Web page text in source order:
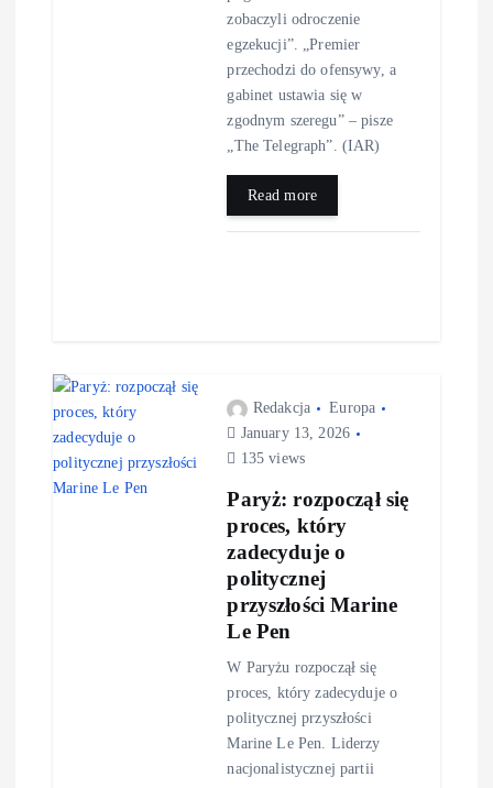
zobaczyli odroczenie
egzekucji”. „Premier
przechodzi do ofensywy, a
gabinet ustawia się w
zgodnym szeregu” – pisze
„The Telegraph”. (IAR)
Read more
Redakcja
Europa
January 13, 2026
135 views
Paryż: rozpoczął się
proces, który
zadecyduje o
politycznej
przyszłości Marine
Le Pen
W Paryżu rozpoczął się
proces, który zadecyduje o
politycznej przyszłości
Marine Le Pen. Liderzy
nacjonalistycznej partii